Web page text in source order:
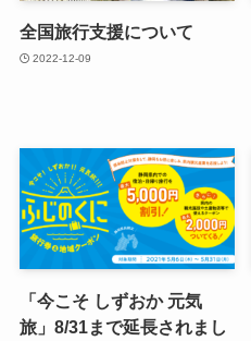
全国旅行支援について
2022-12-09
「今こそ しずおか 元気
旅」8/31まで延長されまし